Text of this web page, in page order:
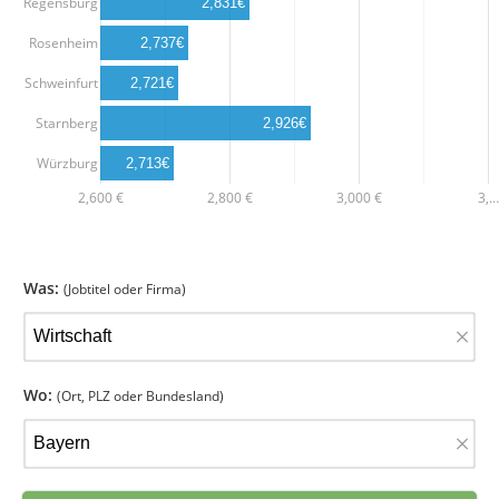
2,600 € 2,800 € 3,000 € 3,…
Rosenheim
Schweinfurt
Starnberg
Würzburg
2,737€
2,721€
2,926€
2,713€
Was: (Jobtitel oder Firma)
×
Wo: (Ort, PLZ oder Bundesland)
×